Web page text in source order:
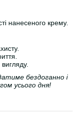
нанесеного крему.
бездоганно і
усього дня!